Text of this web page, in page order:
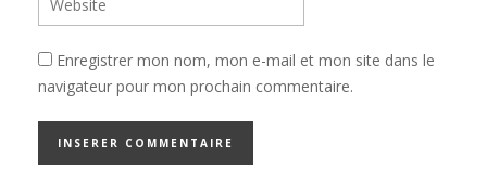
Enregistrer mon nom, mon e-mail et mon site dans le
navigateur pour mon prochain commentaire.